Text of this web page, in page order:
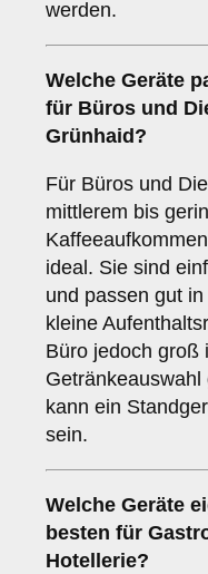
werden.
Welche Geräte
für Büros und
Grünhaid ?
Für Büros und
mittlerem bis
ideal. Sie sind
und passen gut
kleine
Büro jedoch groß
kann ein
sein.
Welche Geräte
besten für
Hotellerie?